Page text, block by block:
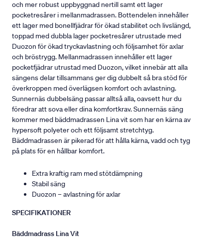
och mer robust uppbyggnad nertill samt ett lager
pocketresårer i mellanmadrassen. Bottendelen innehåller
ett lager med bonellfjädrar för ökad stabilitet och livslängd,
toppad med dubbla lager pocketresårer utrustade med
Duozon för ökad tryckavlastning och följsamhet för axlar
och bröstrygg. Mellanmadrassen innehåller ett lager
pocketfjädrar utrustad med Duozon, vilket innebär att alla
sängens delar tillsammans ger dig dubbelt så bra stöd för
överkroppen med överlägsen komfort och avlastning.
Sunnernäs dubbelsäng passar alltså alla, oavsett hur du
föredrar att sova eller dina komfortkrav. Sunnernäs säng
kommer med bäddmadrassen Lina vit som har en kärna av
hypersoft polyeter och ett följsamt stretchtyg.
Bäddmadrassen är pikerad för att hålla kärna, vadd och tyg
på plats för en hållbar komfort.
Extra kraftig ram med stötdämpning
Stabil säng
Duozon – avlastning för axlar
SPECIFIKATIONER
Bäddmadrass Lina Vit